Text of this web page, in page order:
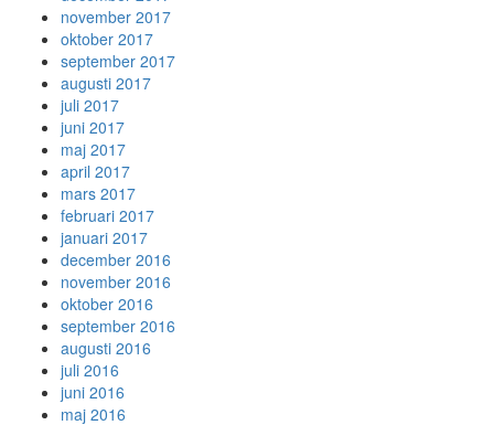
november 2017
oktober 2017
september 2017
augusti 2017
juli 2017
juni 2017
maj 2017
april 2017
mars 2017
februari 2017
januari 2017
december 2016
november 2016
oktober 2016
september 2016
augusti 2016
juli 2016
juni 2016
maj 2016